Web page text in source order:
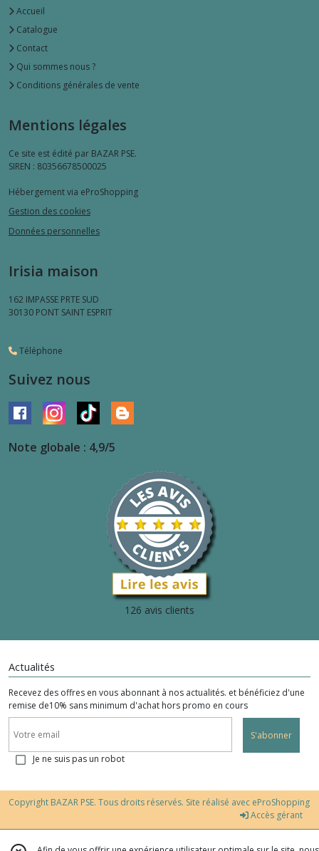
Accueil
Catalogue
Contact
Qui sommes nous ?
Conditions générales de vente
Mentions légales
Ce site est édité par BAZAR PSE.
SIREN : 80356678500025
Hébergement via eProShopping
Gestion des cookies
Données personnelles
Irisia maison
162 IMPASSE PRTE SUD
30130 PONT SAINT ESPRIT
Téléphone
Suivez nous
Note globale : 4,9/5
126 avis clients
Actualités
Recevez des offres en vous abonnant à nos actualités. et bénéficiez d'une
remise de10% sans minimum d'achat hors promo en cours
S'abonner
Je ne suis pas un robot
Copyright BAZAR PSE. Tous droits réservés. Site réalisé avec eProShopping
Accès gérant